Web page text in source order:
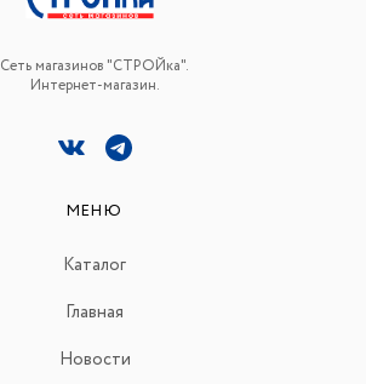
Сеть магазинов "СТРОЙка".
Интернет-магазин.
МЕНЮ
Каталог
Главная
Новости